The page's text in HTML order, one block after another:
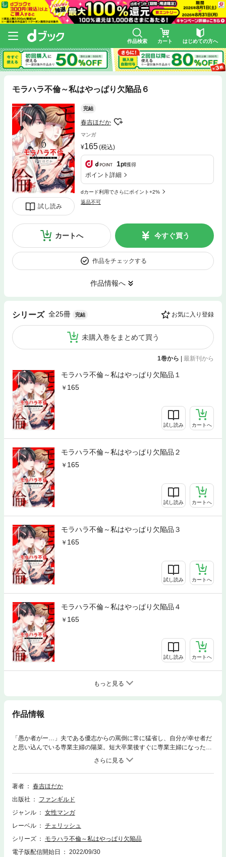
作品検索 カート はじめての方へ
モラハラ不倫～私はやっぱり欠陥品６
試し読み
完結
春吉ほだか
マンガ
165(税込)
1pt獲得
ポイント詳細
dカード利用でさらにポイント+2%
返品不可
カートへ 今すぐ買う
作品をチェックする
作品情報へ
シリーズ 全25冊 完結 お気に入り登録
未購入巻をまとめて買う
1巻から | 最新刊から
モラハラ不倫～私はやっぱり欠陥品１
165
試し読み カートへ
モラハラ不倫～私はやっぱり欠陥品２
165
試し読み カートへ
モラハラ不倫～私はやっぱり欠陥品３
165
試し読み カートへ
モラハラ不倫～私はやっぱり欠陥品４
165
試し読み カートへ
もっと見る
作品情報
「愚か者がー…」夫である優志からの罵倒に常に猛省し、自分が幸せ者だ
と思い込んでいる専業主婦の陽菜。短大卒業後すぐに専業主婦になった陽
菜にある日、友人がバイトの話を持ちかけてくる。束縛が激しい優志だっ
たが、今まで以上に家事を完璧にこなすことを条件として陽菜は晴れてバ
イトをすることに。バイト面接日、陽菜が向かった先には自分を知ってい
るという戸塚 千尋がいて…？新しい環境に足を踏み入れた陽菜の歯車が、
著者
春吉ほだか
出版社
ファンギルド
ジャンル
女性マンガ
レーベル
チェリッシュ
シリーズ
モラハラ不倫～私はやっぱり欠陥品
電子版配信開始日
2022/09/30